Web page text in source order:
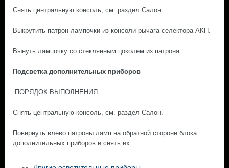
Снять центральную консоль, см. раздел Салон.
Выкрутить патрон лампочки из консоли рычага селектора АКП.
Вынуть лампочку со стеклянным цоколем из патрона.
Подсветка дополнительных приборов
ПОРЯДОК ВЫПОЛНЕНИЯ
Снять центральную консоль, см. раздел Салон.
Повернуть влево патроны ламп на обратной стороне блока
дополнительных приборов и снять их.